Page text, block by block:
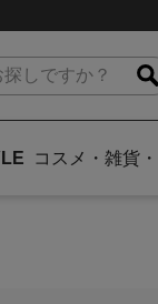
コスメ・雑貨・